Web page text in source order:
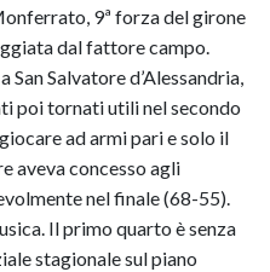
9ª forza del girone
dal fattore campo.
Salvatore d’Alessandria,
poi tornati utili nel secondo
ad armi pari e solo il
aveva concesso agli
nel finale (68-55).
Il primo quarto è senza
stagionale sul piano